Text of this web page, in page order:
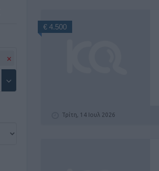
×
€ 4.500
Τρίτη, 14 Ιουλ 2026